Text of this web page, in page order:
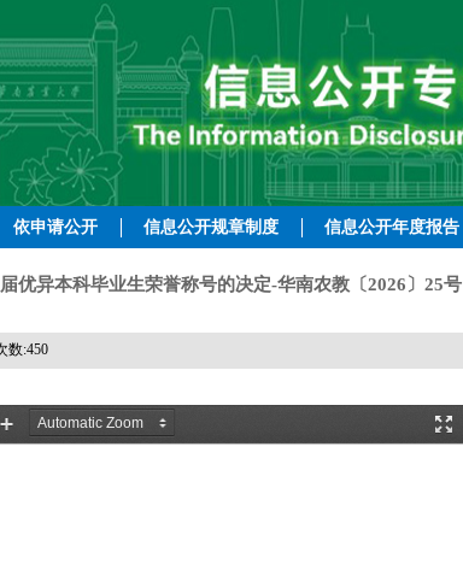
依申请公开 信息公开规章制度 信息公开年度报告
优异本科毕业生荣誉称号的决定-华南农教〔2026〕25号
数:450